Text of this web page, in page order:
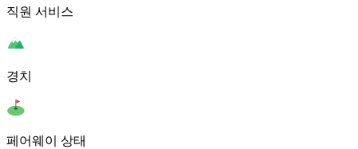
직원 서비스
경치
페어웨이 상태